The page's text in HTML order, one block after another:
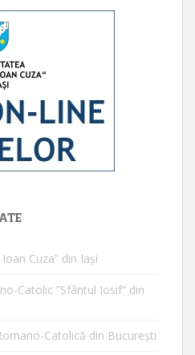
Cuza” din Iaşi
Catolic ”Sfântul Iosif” din
Catolică din Bucureşti